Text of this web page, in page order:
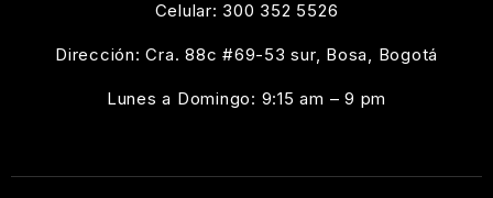
Celular: 300 352 5526
Dirección: Cra. 88c #69-53 sur, Bosa, Bogotá
Lunes a Domingo: 9:15 am – 9 pm